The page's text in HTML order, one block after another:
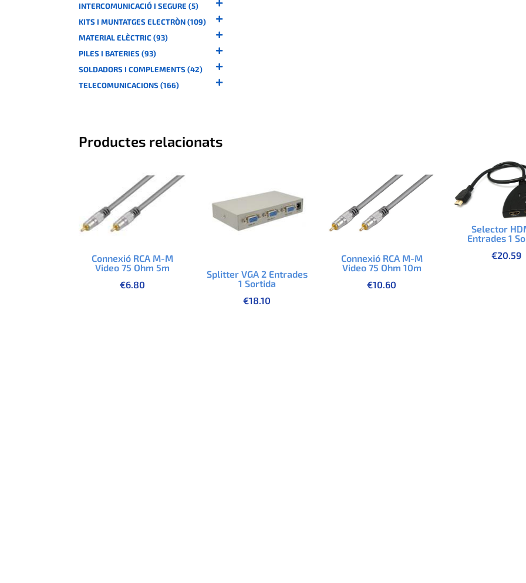
INTERCOMUNICACIÓ I SEGURE (5)
KITS I MUNTATGES ELECTRÒN (109)
MATERIAL ELÈCTRIC (93)
PILES I BATERIES (93)
SOLDADORS I COMPLEMENTS (42)
TELECOMUNICACIONS (166)
Productes relacionats
Connexió RCA M-M
Video 75 Ohm 5m
€6.80
Splitter VGA 2 Entrades
1 Sortida
€18.10
Connexió RCA M-M
Video 75 Ohm 10m
€10.60
Selector
Entrades 1
€20.59